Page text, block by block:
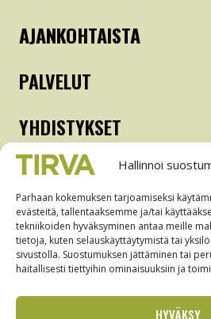
Hallinnoi
Parhaan kokemuksen tarjoamiseksi
evästeitä, tallentaaksemme ja/tai
tekniikoiden hyväksyminen antaa meille
tietoja, kuten selauskäyttäytymistä tai
sivustolla. Suostumuksen jättäminen tai
haitallisesti tiettyihin ominaisuuksiin ja
HYVÄKSY
AJANKOHTAISTA
PALVELUT
YHDISTYKSET
Kyläyhdistys
Nuorisoseura
Pamaus
Martat
Tanssilava
Metsästysseura
Seurala-yhdistys